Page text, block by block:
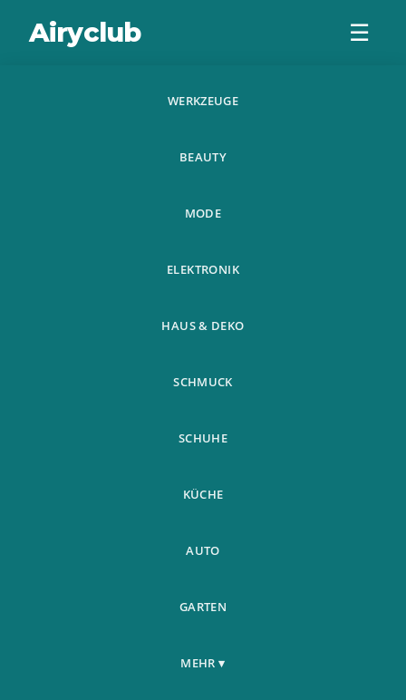
Airyclub ☰
WERKZEUGE
BEAUTY
MODE
ELEKTRONIK
HAUS & DEKO
SCHMUCK
SCHUHE
KÜCHE
AUTO
GARTEN
MEHR ▾
Schalldammung
Schaumstoff
Schaumstoff